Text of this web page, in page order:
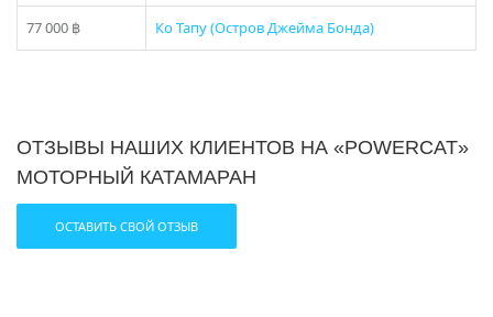
77 000 ฿ Ко Тапу (Остров Джейма Бонда)
ОТЗЫВЫ НАШИХ КЛИЕНТОВ НА «POWERCAT»
МОТОРНЫЙ КАТАМАРАН
ОСТАВИТЬ СВОЙ ОТЗЫВ